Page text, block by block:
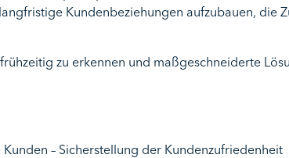
Kundenbeziehungen aufzubauen, die
zu erkennen und maßgeschneiderte
– Sicherstellung der Kundenzufriedenheit